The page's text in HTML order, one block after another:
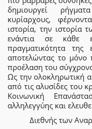
δημιουργεί
κυρίαρχους,
ιστορία, την
ενάντια σε κάθε
πραγματικότητα της
αποτελώντας το μόνο
προέλαση του
Ως την ολοκληρωτική
από τις αλυσίδες του
Κοινωνική
αλληλεγγύης και
Διεθνής των